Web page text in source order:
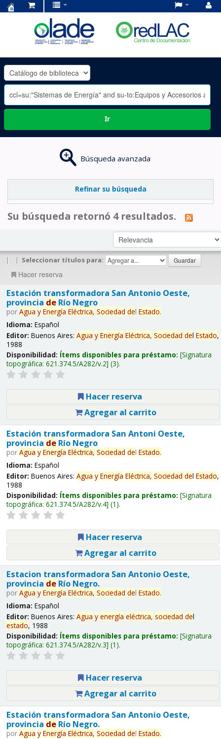
OLADE
-
Ir
Búsqueda avanzada
Refinar su búsqueda
Su búsqueda retornó 4 resultados.
| | Seleccionar títulos para:
Hacer reserva
Estación transformadora San Antonio Oeste,
provincia deRío Negro
por Agua y Energía Eléctrica, Sociedad del Estado.
Idioma: Español
Editor: Buenos Aires: Agua y Energía Eléctrica, Sociedad del Estado,
1988
Disponibilidad: Ítems disponibles para préstamo: Signatura
topográfica: 621.374.5/A282/v.2 (3).
Hacer reserva
Agregar al carrito
Estación transformadora San Antoni Oeste,
provincia deRío Negro
por Agua y Energía Eléctrica, Sociedad del Estado.
Idioma: Español
Editor: Buenos Aires: Agua y Energía Eléctrica, Sociedad del Estado,
1988
Disponibilidad: Ítems disponibles para préstamo: Signatura
topográfica: 621.374.5/A282/v.4 (1).
Hacer reserva
Agregar al carrito
Estacion transformadora San Antonio Oeste,
provincia deRío Negro.
por Agua y Energía Eléctrica, Sociedad del Estado.
Idioma: Español
Editor: Buenos Aires: Agua y energía eléctrica, sociedad del
estado, 1988
Disponibilidad: Ítems disponibles para préstamo: Signatura
topográfica: 621.374.5/A282/v.3 (1).
Hacer reserva
Agregar al carrito
Estación transformadora San Antonio Oeste,
provincia deRío Negro.
por Agua y Energía Eléctrica, Sociedad del Estado.